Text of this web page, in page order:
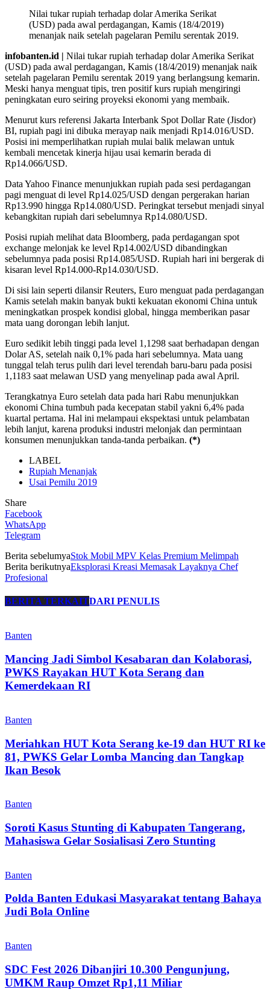
Nilai tukar rupiah terhadap dolar Amerika Serikat
(USD) pada awal perdagangan, Kamis (18/4/2019)
menanjak naik setelah pagelaran Pemilu serentak 2019.
infobanten.id | Nilai tukar rupiah terhadap dolar Amerika Serikat
(USD) pada awal perdagangan, Kamis (18/4/2019) menanjak naik
setelah pagelaran Pemilu serentak 2019 yang berlangsung kemarin.
Meski hanya menguat tipis, tren positif kurs rupiah mengiringi
peningkatan euro seiring proyeksi ekonomi yang membaik.
Menurut kurs referensi Jakarta Interbank Spot Dollar Rate (Jisdor)
BI, rupiah pagi ini dibuka merayap naik menjadi Rp14.016/USD.
Posisi ini memperlihatkan rupiah mulai balik melawan untuk
kembali mencetak kinerja hijau usai kemarin berada di
Rp14.066/USD.
Data Yahoo Finance menunjukkan rupiah pada sesi perdagangan
pagi menguat di level Rp14.025/USD dengan pergerakan harian
Rp13.990 hingga Rp14.080/USD. Peringkat tersebut menjadi sinyal
kebangkitan rupiah dari sebelumnya Rp14.080/USD.
Posisi rupiah melihat data Bloomberg, pada perdagangan spot
exchange melonjak ke level Rp14.002/USD dibandingkan
sebelumnya pada posisi Rp14.085/USD. Rupiah hari ini bergerak di
kisaran level Rp14.000-Rp14.030/USD.
Di sisi lain seperti dilansir Reuters, Euro menguat pada perdagangan
Kamis setelah makin banyak bukti kekuatan ekonomi China untuk
meningkatkan prospek kondisi global, hingga memberikan pasar
mata uang dorongan lebih lanjut.
Euro sedikit lebih tinggi pada level 1,1298 saat berhadapan dengan
Dolar AS, setelah naik 0,1% pada hari sebelumnya. Mata uang
tunggal telah terus pulih dari level terendah baru-baru pada posisi
1,1183 saat melawan USD yang menyelinap pada awal April.
Terangkatnya Euro setelah data pada hari Rabu menunjukkan
ekonomi China tumbuh pada kecepatan stabil yakni 6,4% pada
kuartal pertama. Hal ini melampaui ekspektasi untuk pelambatan
lebih lanjut, karena produksi industri melonjak dan permintaan
konsumen menunjukkan tanda-tanda perbaikan. (*)
LABEL
Rupiah Menanjak
Usai Pemilu 2019
Share
Facebook
WhatsApp
Telegram
Berita sebelumyaStok Mobil MPV Kelas Premium Melimpah
Berita berikutnyaEksplorasi Kreasi Memasak Layaknya Chef
Profesional
BERITA TERKAITDARI PENULIS
Banten
Mancing Jadi Simbol Kesabaran dan Kolaborasi,
PWKS Rayakan HUT Kota Serang dan
Kemerdekaan RI
Banten
Meriahkan HUT Kota Serang ke-19 dan HUT RI ke
81, PWKS Gelar Lomba Mancing dan Tangkap
Ikan Besok
Banten
Soroti Kasus Stunting di Kabupaten Tangerang,
Mahasiswa Gelar Sosialisasi Zero Stunting
Banten
Polda Banten Edukasi Masyarakat tentang Bahaya
Judi Bola Online
Banten
SDC Fest 2026 Dibanjiri 10.300 Pengunjung,
UMKM Raup Omzet Rp1,11 Miliar